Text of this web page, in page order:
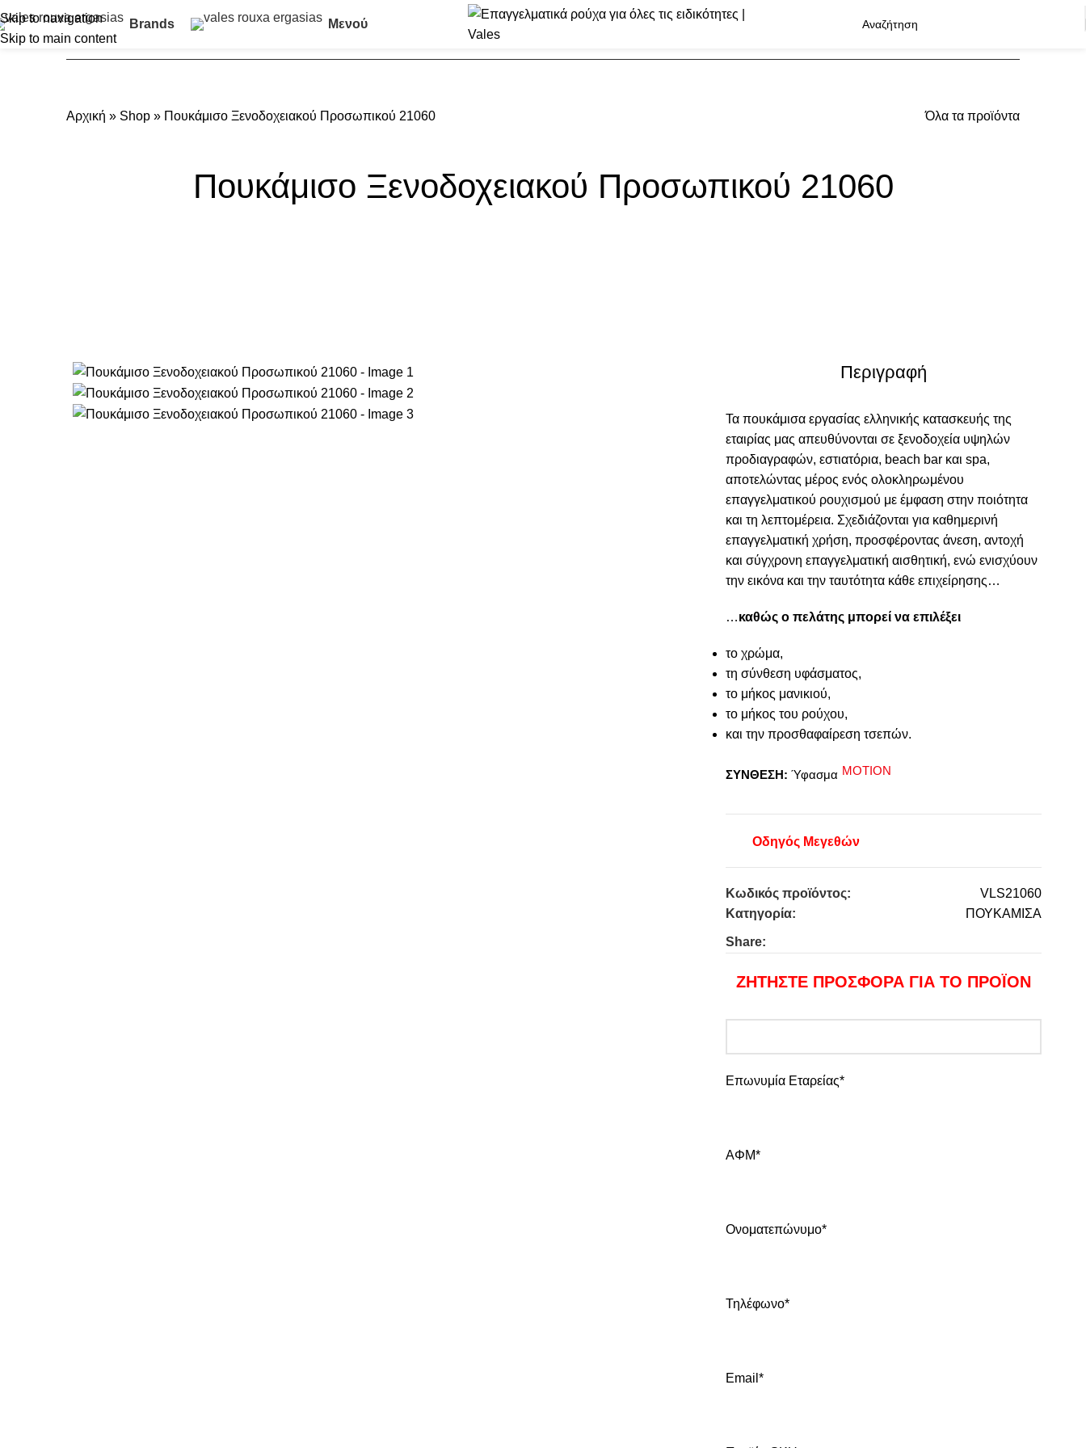
Skip to navigation
Skip to main content
Brands Μενού
Αρχική » Shop » Πουκάμισο Ξενοδοχειακού Προσωπικού 21060 Όλα τα προϊόντα
Πουκάμισο Ξενοδοχειακού Προσωπικού 21060
Περιγραφή
Τα πουκάμισα εργασίας ελληνικής κατασκευής της
εταιρίας μας απευθύνονται σε ξενοδοχεία υψηλών
προδιαγραφών, εστιατόρια, beach bar και spa,
αποτελώντας μέρος ενός ολοκληρωμένου
επαγγελματικού ρουχισμού με έμφαση στην ποιότητα
και τη λεπτομέρεια. Σχεδιάζονται για καθημερινή
επαγγελματική χρήση, προσφέροντας άνεση, αντοχή
και σύγχρονη επαγγελματική αισθητική, ενώ ενισχύουν
την εικόνα και την ταυτότητα κάθε επιχείρησης…
…καθώς ο πελάτης μπορεί να επιλέξει
το χρώμα,
τη σύνθεση υφάσματος,
το μήκος μανικιού,
το μήκος του ρούχου,
και την προσθαφαίρεση τσεπών.
ΣΥΝΘΕΣΗ: Ύφασμα MOTION
Οδηγός Μεγεθών
Κωδικός προϊόντος:
VLS21060
Κατηγορία:
ΠΟΥΚΑΜΙΣΑ
Share:
ΖΗΤΗΣΤΕ ΠΡΟΣΦΟΡΑ ΓΙΑ ΤΟ ΠΡΟΪΟΝ
Επωνυμία Εταρείας*
ΑΦΜ*
Ονοματεπώνυμο*
Τηλέφωνο*
Email*